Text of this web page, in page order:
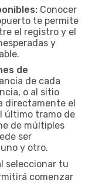
Conocer
te permite
el registro y el
y
de
de cada
o al sitio
directamente el
último tramo de
de múltiples
ser
y otro.
seleccionar tu
comenzar